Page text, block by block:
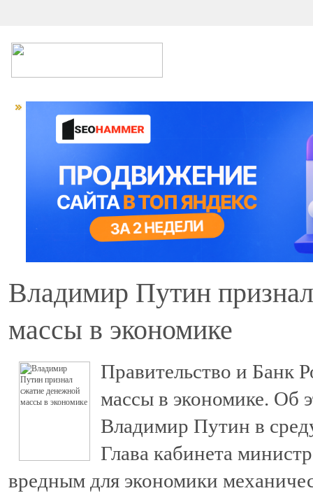
Владимир Путин
массы в экономике
Правительство и Банк
массы в экономике. Об
Владимир Путин в
Глава кабинета
вредным для экономики